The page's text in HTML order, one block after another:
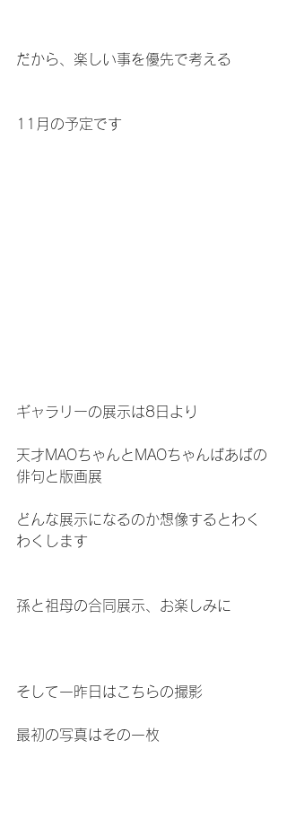
だから、楽しい事を優先で考える
11月の予定です
ギャラリーの展示は8日より
天才MAOちゃんとMAOちゃんばあばの
俳句と版画展
どんな展示になるのか想像するとわく
わくします
孫と祖母の合同展示、お楽しみに
そして一昨日はこちらの撮影
最初の写真はその一枚